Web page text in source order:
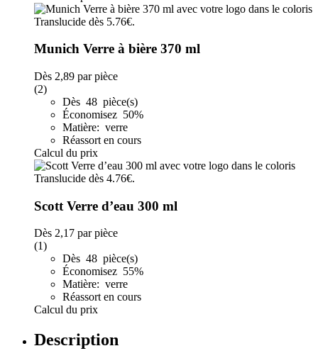
Munich Verre à bière 370 ml
Dès 2,89 par pièce
(2)
Dès 48 pièce(s)
Économisez 50%
Matière: verre
Réassort en cours
Calcul du prix
Scott Verre d’eau 300 ml
Dès 2,17 par pièce
(1)
Dès 48 pièce(s)
Économisez 55%
Matière: verre
Réassort en cours
Calcul du prix
Description